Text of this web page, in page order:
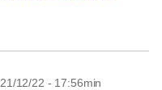
21/12/22 - 17:56min